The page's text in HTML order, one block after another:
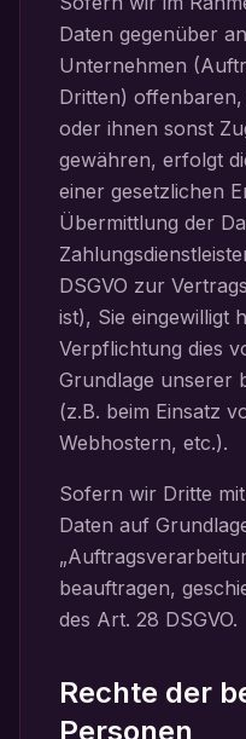
Daten gegenüber
Unternehmen
Dritten)
oder ihnen sonst
gewähren, erfolgt
einer gesetzlichen
Übermittlung der
DSGVO zur
ist), Sie eingewilligt
Verpflichtung dies
Grundlage unserer
(z.B. beim Einsatz
Webhostern, etc.).
Sofern wir Dritte
Daten auf
beauftragen,
des Art. 28 DSGVO.
Rechte der
Personen